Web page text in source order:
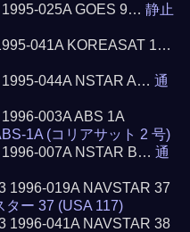
1995-025A GOES 9…静止
041A KOREASAT 1…
1995-044A NSTAR A…通
003A ABS 1A
1A (コリアサット 2 号)
1996-007A NSTAR B…通
1996-019A NAVSTAR 37
ター 37 (USA 117)
1996-041A NAVSTAR 38